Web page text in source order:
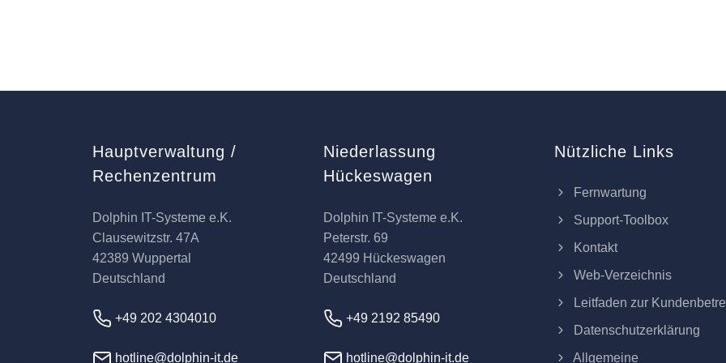
Hauptverwaltung /
Rechenzentrum
Dolphin IT-Systeme e.K.
Clausewitzstr. 47A
42389 Wuppertal
Deutschland
+49 202 4304010
hotline@dolphin-it.de
Niederlassung
Hückeswagen
Dolphin IT-Systeme e.K.
Peterstr. 69
42499 Hückeswagen
Deutschland
+49 2192 85490
hotline@dolphin-it.de
Nützliche Links
Fernwartung
Support-Toolbox
Kontakt
Web-Verzeichnis
Leitfaden zur
Datenschutzerklärung
Allgemeine